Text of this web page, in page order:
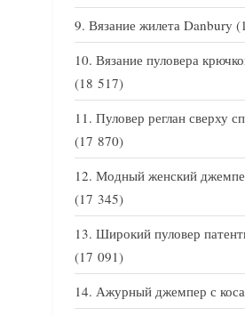
Вязание жилета Danbury
Вязание пуловера
(18 517)
Пуловер реглан сверху
(17 870)
Модный женский
(17 345)
Широкий пуловер
(17 091)
Ажурный джемпер с